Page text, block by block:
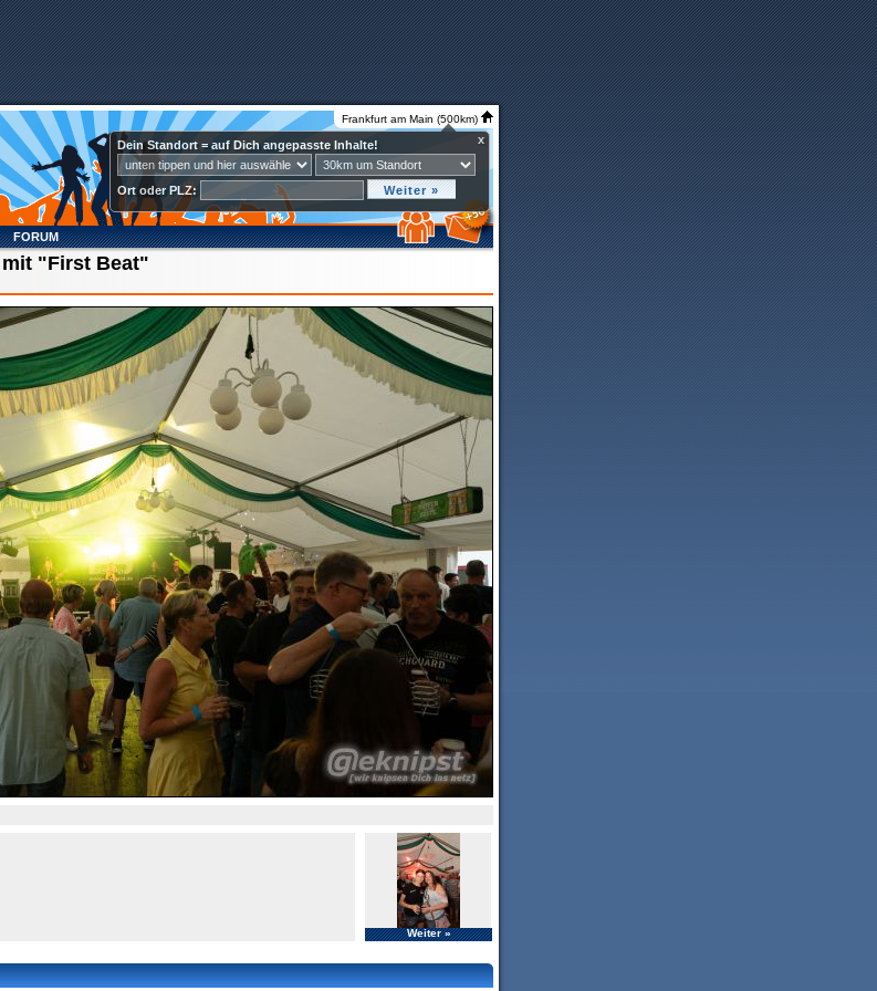
Frankfurt am Main (500km)
Dein Standort = auf Dich angepasste Inhalte! x
Ort oder PLZ:
FORUM
mit "First Beat"
Weiter »